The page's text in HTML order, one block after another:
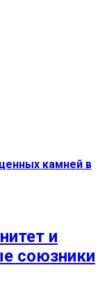
камней в
и
союзники